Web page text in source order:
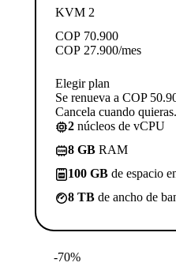
KVM 2
COP 70.900
COP 27.900/mes
Elegir plan
Se renueva a COP
Cancela cuando quieras.
2 núcleos de vCPU
8 GB RAM
100 GB de espacio
8 TB de ancho de
-70%